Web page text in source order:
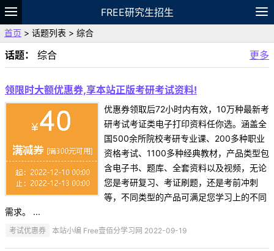
FREE研究生招生
题库
故事 专题
VIP
资料
首页 > 话题列表 > 综合
话题： 综合 更多
领限时大额优惠券,享本站正版考研考试资料!
优惠券领取后72小时内有效，10万种最新考
研考试考证类电子打印资料任你选。涵盖全
国500余所院校考研专业课、200多种职业
资格考试、1100多种经典教材，产品类型包
含电子书、题库、全套资料以及视频，无论
您是考研复习、考证刷题，还是考前冲刺
等，不同类型的产品可满足您学习上的不同
需求。 ...
考试优惠券 本站小编 Free壹佰分学习网 2022-09-19